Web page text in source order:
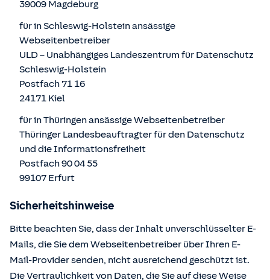
39009 Magdeburg
für in Schleswig-Holstein ansässige
Webseitenbetreiber
ULD – Unabhängiges Landeszentrum für Datenschutz
Schleswig-Holstein
Postfach 71 16
24171 Kiel
für in Thüringen ansässige Webseitenbetreiber
Thüringer Landesbeauftragter für den Datenschutz
und die Informationsfreiheit
Postfach 90 04 55
99107 Erfurt
Sicherheitshinweise
Bitte beachten Sie, dass der Inhalt unverschlüsselter E-
Mails, die Sie dem Webseitenbetreiber über Ihren E-
Mail-Provider senden, nicht ausreichend geschützt ist.
Die Vertraulichkeit von Daten, die Sie auf diese Weise